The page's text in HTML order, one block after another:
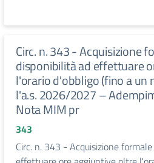
Circ. n. 343 - Acquisizione
disponibilità ad effettuare
l'orario d'obbligo (fino a un
l'a.s. 2026/2027 –
Nota MIM pr
343
Circ. n. 343 - Acquisizione